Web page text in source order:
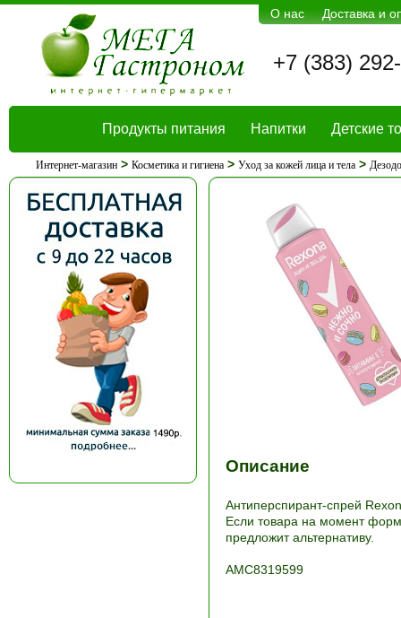
О нас Доставка и
+7 (383)
Продукты питания Напитки Детские
Интернет-магазин> Косметика и гигиена> Уход за кожей лица и тела>
Описание
Антиперспирант-спрей
Если товара на момент
предложит альтернативу.
АМС8319599